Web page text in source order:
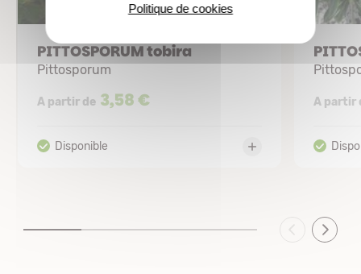
PITTOSPORUM tobira
Pittosporum
A partir de 3,58 € A partir
Politique de cookies